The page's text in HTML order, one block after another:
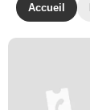
Accueil